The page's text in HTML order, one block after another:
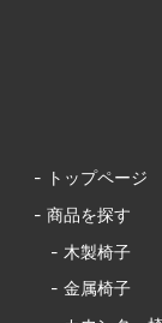
- トップページ
- 商品を探す
- 木製椅子
- 金属椅子